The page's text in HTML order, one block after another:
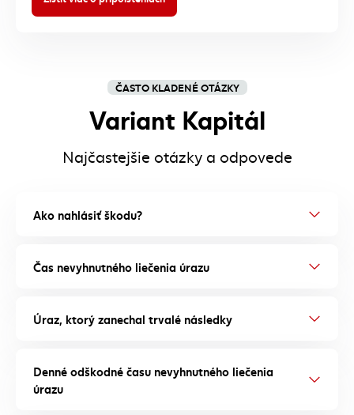
ČASTO KLADENÉ OTÁZKY
Variant Kapitál
Najčastejšie otázky a odpovede
Ako nahlásiť škodu?
Čas nevyhnutného liečenia úrazu
Úraz, ktorý zanechal trvalé následky
Denné odškodné času nevyhnutného liečenia
úrazu